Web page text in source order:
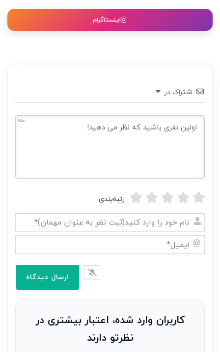
اینستاگرام
اشتراک در
650
رتبه‌بندی
نام
خود
نظر
کاربران وارد شده، اعتبار بیشتری در
نظرتو دارند